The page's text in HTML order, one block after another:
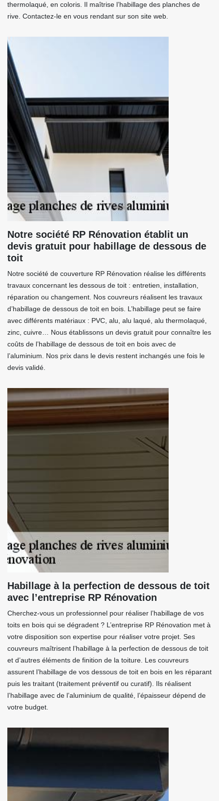
thermolaqué, en coloris. Il maîtrise l’habillage des planches de
rive. Contactez-le en vous rendant sur son site web.
Notre société RP Rénovation établit un
devis gratuit pour habillage de dessous de
toit
Notre société de couverture RP Rénovation réalise les différents
travaux concernant les dessous de toit : entretien, installation,
réparation ou changement. Nos couvreurs réalisent les travaux
d’habillage de dessous de toit en bois. L’habillage peut se faire
avec différents matériaux : PVC, alu, alu laqué, alu thermolaqué,
zinc, cuivre… Nous établissons un devis gratuit pour connaître les
coûts de l’habillage de dessous de toit en bois avec de
l’aluminium. Nos prix dans le devis restent inchangés une fois le
devis validé.
Habillage à la perfection de dessous de toit
avec l’entreprise RP Rénovation
Cherchez-vous un professionnel pour réaliser l’habillage de vos
toits en bois qui se dégradent ? L’entreprise RP Rénovation met à
votre disposition son expertise pour réaliser votre projet. Ses
couvreurs maîtrisent l’habillage à la perfection de dessous de toit
et d’autres éléments de finition de la toiture. Les couvreurs
assurent l’habillage de vos dessous de toit en bois en les réparant
puis les traitant (traitement préventif ou curatif). Ils réalisent
l’habillage avec de l’aluminium de qualité, l’épaisseur dépend de
votre budget.